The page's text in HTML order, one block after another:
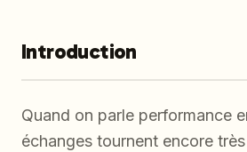
Introduction
Quand on parle performance
échanges tournent encore